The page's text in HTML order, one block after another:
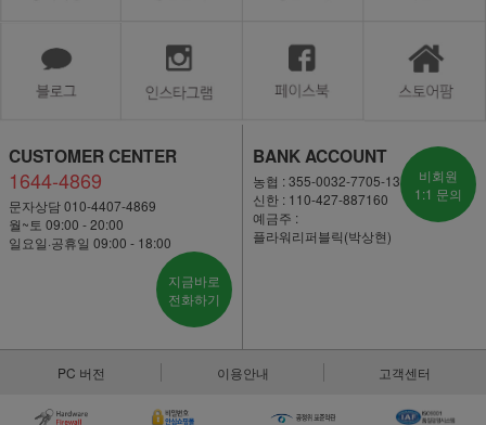
CUSTOMER CENTER
1644-4869
문자상담 010-4407-4869
월~토 09:00 - 20:00
일요일·공휴일 09:00 - 18:00
지금바로
전화하기
BANK ACCOUNT
농협 : 355-0032-7705-13
신한 : 110-427-887160
예금주 :
플라워리퍼블릭(박상현)
비회원
1:1 문의
PC 버전 이용안내 고객센터